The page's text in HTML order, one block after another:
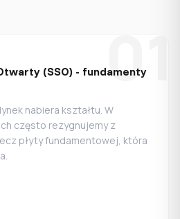
01
(SSO) - fundamenty
nabiera kształtu. W
często rezygnujemy z
płyty fundamentowej, która